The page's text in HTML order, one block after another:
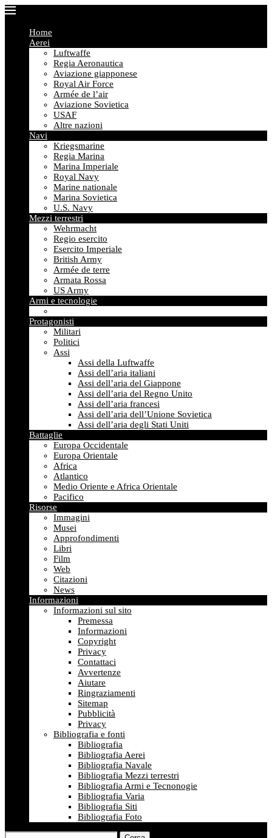
Home
Aerei
Luftwaffe
Regia Aeronautica
Aviazione giapponese
Royal Air Force
Armée de l’air
Aviazione Sovietica
USAF
Altre nazioni
Navi
Kriegsmarine
Regia Marina
Marina Imperiale
Royal Navy
Marine nationale
Marina Sovietica
U.S. Navy
Mezzi terrestri
Wehrmacht
Regio esercito
Esercito Imperiale
British Army
Armée de terre
Armata Rossa
US Army
Armi e tecnologie
Protagonisti
Militari
Politici
Assi
Assi della Luftwaffe
Assi dell’aria italiani
Assi dell’aria del Giappone
Assi dell’aria del Regno Unito
Assi dell’aria francesi
Assi dell’aria dell’Unione Sovietica
Assi dell’aria degli Stati Uniti
Battaglie
Europa Occidentale
Europa Orientale
Africa
Atlantico
Medio Oriente e Africa Orientale
Pacifico
Risorse
Immagini
Musei
Approfondimenti
Libri
Film
Web
Citazioni
News
Informazioni
Informazioni sul sito
Premessa
Informazioni
Copyright
Privacy
Contattaci
Avvertenze
Aiutare
Ringraziamenti
Sitemap
Pubblicità
Privacy
Bibliografia e fonti
Bibliografia
Bibliografia Aerei
Bibliografia Navale
Bibliografia Mezzi terrestri
Bibliografia Armi e Tecnonogie
Bibliografia Varia
Bibliografia Siti
Bibliografia Foto